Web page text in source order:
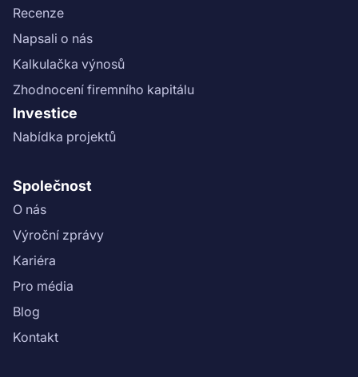
Recenze
Napsali o nás
Kalkulačka výnosů
Zhodnocení firemního kapitálu
Investice
Nabídka projektů
Společnost
O nás
Výroční zprávy
Kariéra
Pro média
Blog
Kontakt